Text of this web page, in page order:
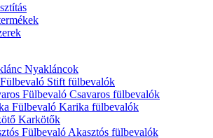
Nyakláncok
Stift fülbevalók
Csavaros fülbevalók
Karika fülbevalók
Karkötők
Akasztós fülbevalók